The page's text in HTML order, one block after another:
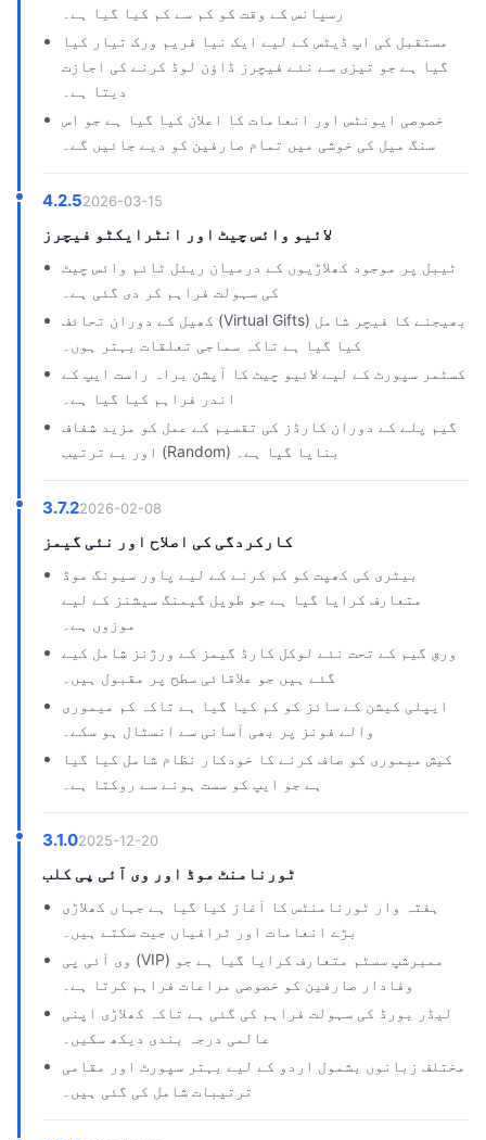
رسپانس کے وقت کو کم سے کم کیا گیا ہے۔
مستقبل کی اپ ڈیٹس کے لیے ایک نیا فریم ورک تیار کیا
گیا ہے جو تیزی سے نئے فیچرز ڈاؤن لوڈ کرنے کی اجازت
دیتا ہے۔
خصوصی ایونٹس اور انعامات کا اعلان کیا گیا ہے جو اس
سنگ میل کی خوشی میں تمام صارفین کو دیے جائیں گے۔
4.2.52026-03-15
لائیو وائس چیٹ اور انٹرایکٹو فیچرز
ٹیبل پر موجود کھلاڑیوں کے درمیان ریئل ٹائم وائس چیٹ
کی سہولت فراہم کر دی گئی ہے۔
کھیل کے دوران تحائف (Virtual Gifts) بھیجنے کا فیچر شامل
کیا گیا ہے تاکہ سماجی تعلقات بہتر ہوں۔
کسٹمر سپورٹ کے لیے لائیو چیٹ کا آپشن براہ راست ایپ کے
اندر فراہم کیا گیا ہے۔
گیم پلے کے دوران کارڈز کی تقسیم کے عمل کو مزید شفاف
اور بے ترتیب (Random) بنایا گیا ہے۔
3.7.22026-02-08
کارکردگی کی اصلاح اور نئی گیمز
بیٹری کی کھپت کو کم کرنے کے لیے پاور سیونگ موڈ
متعارف کرایا گیا ہے جو طویل گیمنگ سیشنز کے لیے
موزوں ہے۔
ورق گیم کے تحت نئے لوکل کارڈ گیمز کے ورژنز شامل کیے
گئے ہیں جو علاقائی سطح پر مقبول ہیں۔
ایپلی کیشن کے سائز کو کم کیا گیا ہے تاکہ کم میموری
والے فونز پر بھی آسانی سے انسٹال ہو سکے۔
کیش میموری کو صاف کرنے کا خودکار نظام شامل کیا گیا
ہے جو ایپ کو سست ہونے سے روکتا ہے۔
3.1.02025-12-20
ٹورنامنٹ موڈ اور وی آئی پی کلب
ہفتہ وار ٹورنامنٹس کا آغاز کیا گیا ہے جہاں کھلاڑی
بڑے انعامات اور ٹرافیاں جیت سکتے ہیں۔
وی آئی پی (VIP) ممبرشپ سسٹم متعارف کرایا گیا ہے جو
وفادار صارفین کو خصوصی مراعات فراہم کرتا ہے۔
لیڈر بورڈ کی سہولت فراہم کی گئی ہے تاکہ کھلاڑی اپنی
عالمی درجہ بندی دیکھ سکیں۔
مختلف زبانوں بشمول اردو کے لیے بہتر سپورٹ اور مقامی
ترتیبات شامل کی گئی ہیں۔